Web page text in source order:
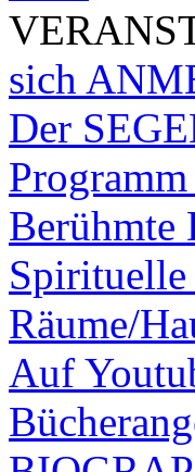
sich
Der
Berühmte
Räume/
Auf